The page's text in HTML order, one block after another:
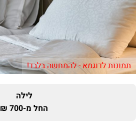
תמונות לדוגמא - להמחשה בלבד!
לילה
החל מ-700 ₪